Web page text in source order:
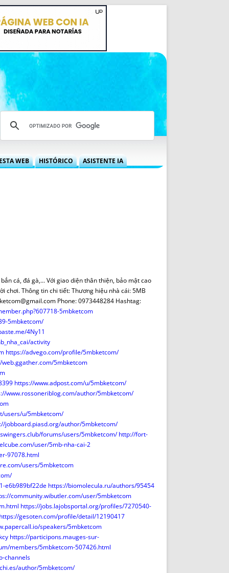
WEB
AVISO LEGAL
REPORTAR INCIDENCIA
LOGOTIPO
SONRISA
ENVÍA CORREO
CANALES DE VÍDEO
HISTÓRICO ASISTENTE IA
cá, đá gà,... Với giao diện thân thiện, bảo mật cao
chơi. Thông tin chi tiết: Thương hiệu nhà cái: 5MB
Phone: 0973448284 Hashtag:
5mbketcom
5mbketcom/
4Ny11
activity
https://advego.com/profile/5mbketcom/
web.ggather.com/5mbketcom
https://www.adpost.com/u/5mbketcom/
www.rossoneriblog.com/author/5mbketcom/
users/u/5mbketcom/
jobboard.piasd.org/author/5mbketcom/
forums/users/5mbketcom/ http://fort-
user/5mb-nha-cai-2
97078.html
users/5mbketcom
e6b989bf22de https://biomolecula.ru/authors/95454
community.wibutler.com/user/5mbketcom
https://jobs.lajobsportal.org/profiles/7270540-
https://gesoten.com/profile/detail/12190417
speakers/5mbketcom
https://participons.mauges-sur-
members/5mbketcom-507426.html
channels
author/5mbketcom/